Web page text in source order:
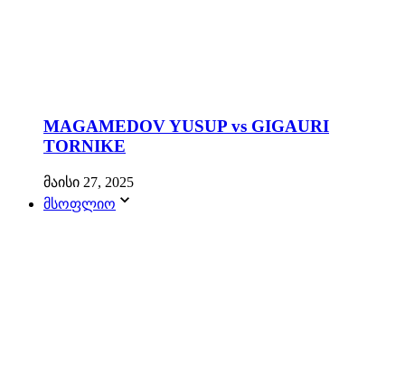
MAGAMEDOV YUSUP vs GIGAURI
TORNIKE
მაისი 27, 2025
მსოფლიო